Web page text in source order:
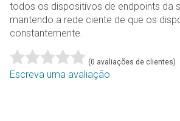
todos os dispositivos de endpoints da
mantendo a rede ciente de que os
constantemente.
(0 avaliações de clientes)
Escreva uma avaliação